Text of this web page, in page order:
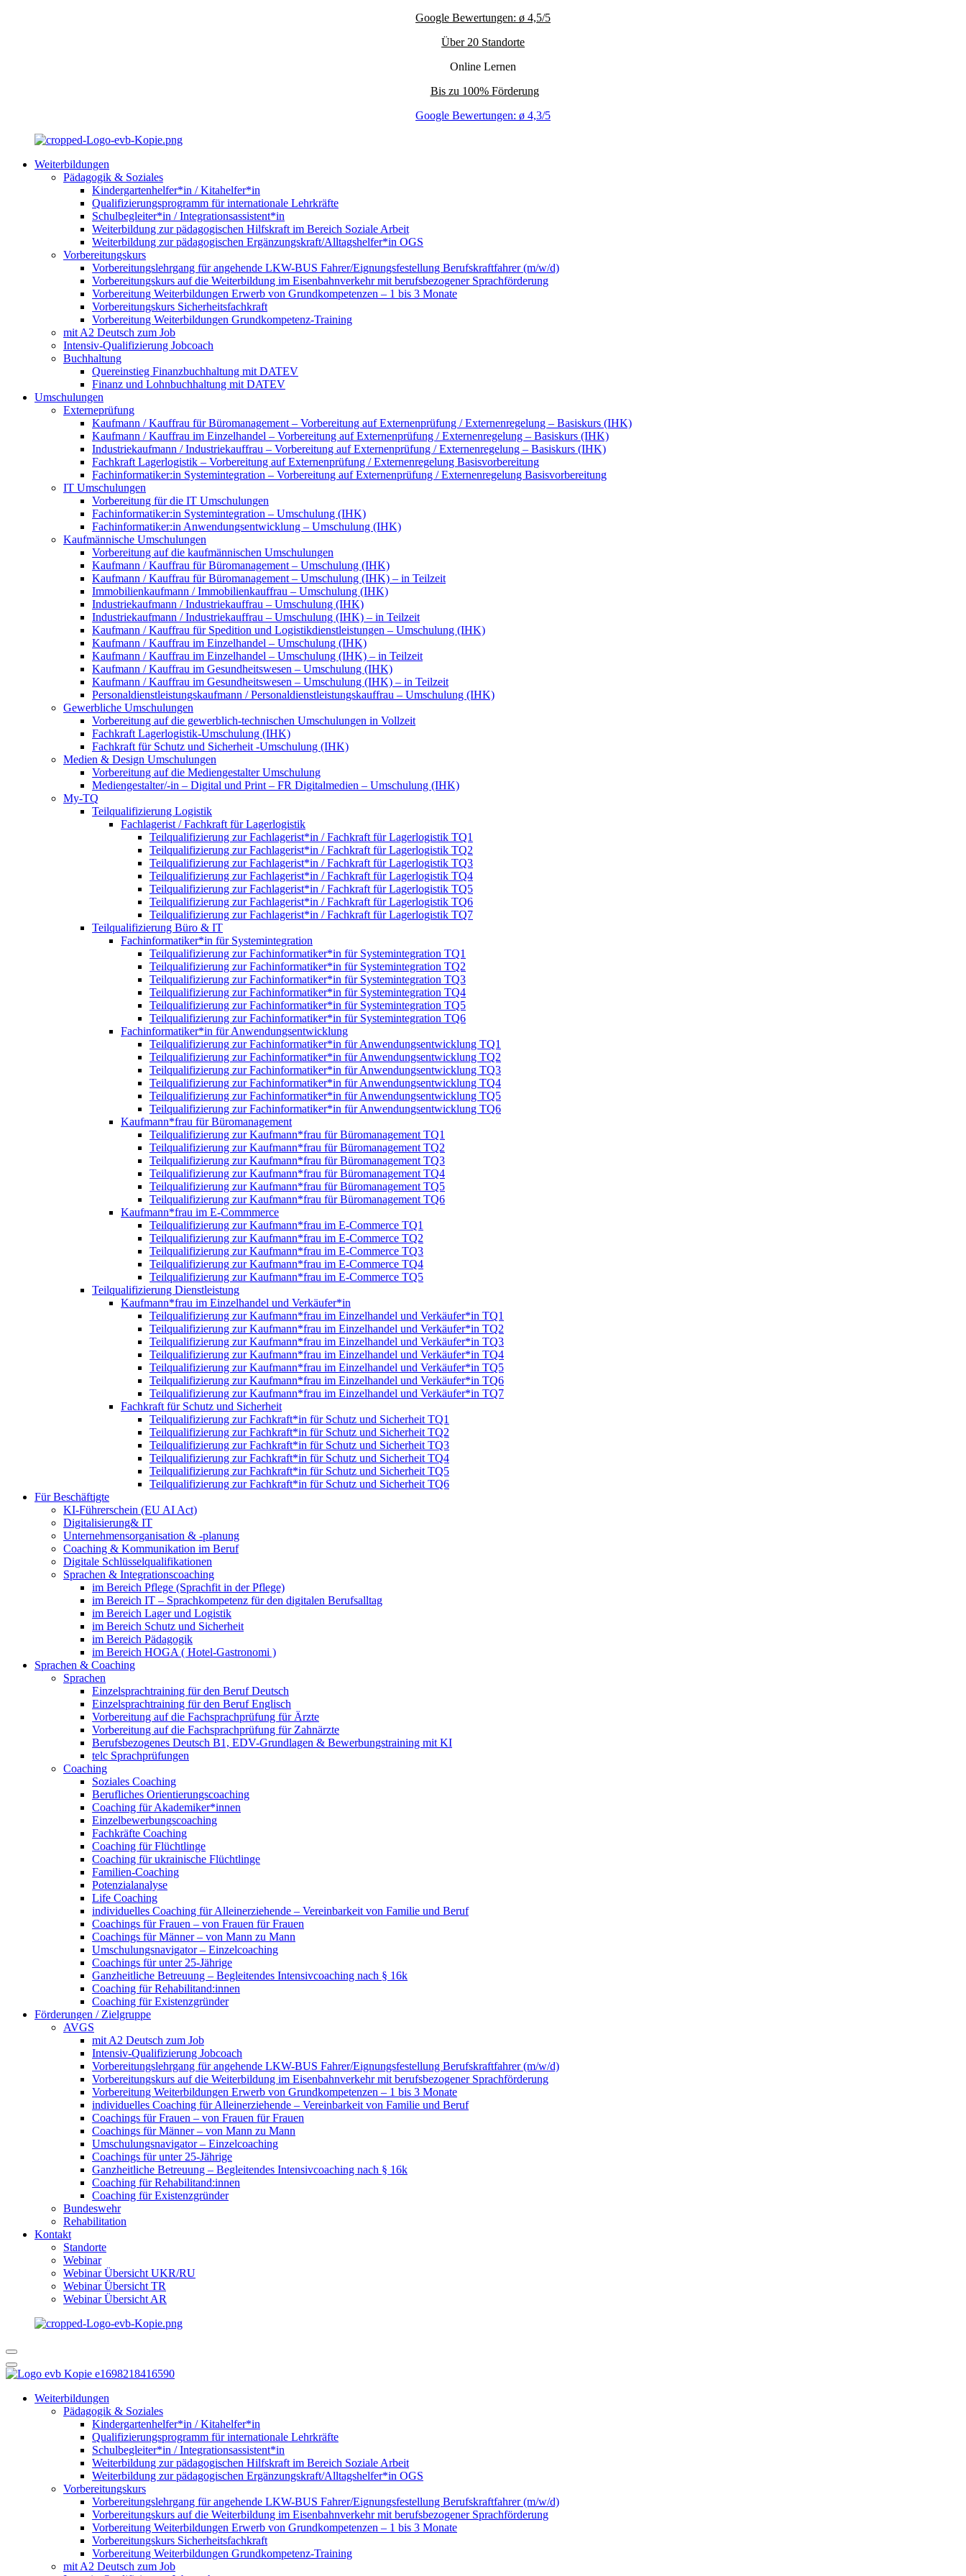
Google Bewertungen: ø 4,5/5
Über 20 Standorte
Online Lernen
Bis zu 100% Förderung
Google Bewertungen: ø 4,3/5
Weiterbildungen
Pädagogik & Soziales
Kindergartenhelfer*in / Kitahelfer*in
Qualifizierungsprogramm für internationale Lehrkräfte
Schulbegleiter*in / Integrationsassistent*in
Weiterbildung zur pädagogischen Hilfskraft im Bereich Soziale Arbeit
Weiterbildung zur pädagogischen Ergänzungskraft/Alltagshelfer*in OGS
Vorbereitungskurs
Vorbereitungslehrgang für angehende LKW-BUS Fahrer/Eignungsfestellung Berufskraftfahrer (m/w/d)
Vorbereitungskurs auf die Weiterbildung im Eisenbahnverkehr mit berufsbezogener Sprachförderung
Vorbereitung Weiterbildungen Erwerb von Grundkompetenzen – 1 bis 3 Monate
Vorbereitungskurs Sicherheitsfachkraft
Vorbereitung Weiterbildungen Grundkompetenz-Training
mit A2 Deutsch zum Job
Intensiv-Qualifizierung Jobcoach
Buchhaltung
Quereinstieg Finanzbuchhaltung mit DATEV
Finanz und Lohnbuchhaltung mit DATEV
Umschulungen
Externeprüfung
Kaufmann / Kauffrau für Büromanagement – Vorbereitung auf Externenprüfung / Externenregelung – Basiskurs (IHK)
Kaufmann / Kauffrau im Einzelhandel – Vorbereitung auf Externenprüfung / Externenregelung – Basiskurs (IHK)
Industriekaufmann / Industriekauffrau – Vorbereitung auf Externenprüfung / Externenregelung – Basiskurs (IHK)
Fachkraft Lagerlogistik – Vorbereitung auf Externenprüfung / Externenregelung Basisvorbereitung
Fachinformatiker:in Systemintegration – Vorbereitung auf Externenprüfung / Externenregelung Basisvorbereitung
IT Umschulungen
Vorbereitung für die IT Umschulungen
Fachinformatiker:in Systemintegration – Umschulung (IHK)
Fachinformatiker:in Anwendungsentwicklung – Umschulung (IHK)
Kaufmännische Umschulungen
Vorbereitung auf die kaufmännischen Umschulungen
Kaufmann / Kauffrau für Büromanagement – Umschulung (IHK)
Kaufmann / Kauffrau für Büromanagement – Umschulung (IHK) – in Teilzeit
Immobilienkaufmann / Immobilienkauffrau – Umschulung (IHK)
Industriekaufmann / Industriekauffrau – Umschulung (IHK)
Industriekaufmann / Industriekauffrau – Umschulung (IHK) – in Teilzeit
Kaufmann / Kauffrau für Spedition und Logistikdienstleistungen – Umschulung (IHK)
Kaufmann / Kauffrau im Einzelhandel – Umschulung (IHK)
Kaufmann / Kauffrau im Einzelhandel – Umschulung (IHK) – in Teilzeit
Kaufmann / Kauffrau im Gesundheitswesen – Umschulung (IHK)
Kaufmann / Kauffrau im Gesundheitswesen – Umschulung (IHK) – in Teilzeit
Personaldienstleistungskaufmann / Personaldienstleistungskauffrau – Umschulung (IHK)
Gewerbliche Umschulungen
Vorbereitung auf die gewerblich-technischen Umschulungen in Vollzeit
Fachkraft Lagerlogistik-Umschulung (IHK)
Fachkraft für Schutz und Sicherheit -Umschulung (IHK)
Medien & Design Umschulungen
Vorbereitung auf die Mediengestalter Umschulung
Mediengestalter/-in – Digital und Print – FR Digitalmedien – Umschulung (IHK)
My-TQ
Teilqualifizierung Logistik
Fachlagerist / Fachkraft für Lagerlogistik
Teilqualifizierung zur Fachlagerist*in / Fachkraft für Lagerlogistik TQ1
Teilqualifizierung zur Fachlagerist*in / Fachkraft für Lagerlogistik TQ2
Teilqualifizierung zur Fachlagerist*in / Fachkraft für Lagerlogistik TQ3
Teilqualifizierung zur Fachlagerist*in / Fachkraft für Lagerlogistik TQ4
Teilqualifizierung zur Fachlagerist*in / Fachkraft für Lagerlogistik TQ5
Teilqualifizierung zur Fachlagerist*in / Fachkraft für Lagerlogistik TQ6
Teilqualifizierung zur Fachlagerist*in / Fachkraft für Lagerlogistik TQ7
Teilqualifizierung Büro & IT
Fachinformatiker*in für Systemintegration
Teilqualifizierung zur Fachinformatiker*in für Systemintegration TQ1
Teilqualifizierung zur Fachinformatiker*in für Systemintegration TQ2
Teilqualifizierung zur Fachinformatiker*in für Systemintegration TQ3
Teilqualifizierung zur Fachinformatiker*in für Systemintegration TQ4
Teilqualifizierung zur Fachinformatiker*in für Systemintegration TQ5
Teilqualifizierung zur Fachinformatiker*in für Systemintegration TQ6
Fachinformatiker*in für Anwendungsentwicklung
Teilqualifizierung zur Fachinformatiker*in für Anwendungsentwicklung TQ1
Teilqualifizierung zur Fachinformatiker*in für Anwendungsentwicklung TQ2
Teilqualifizierung zur Fachinformatiker*in für Anwendungsentwicklung TQ3
Teilqualifizierung zur Fachinformatiker*in für Anwendungsentwicklung TQ4
Teilqualifizierung zur Fachinformatiker*in für Anwendungsentwicklung TQ5
Teilqualifizierung zur Fachinformatiker*in für Anwendungsentwicklung TQ6
Kaufmann*frau für Büromanagement
Teilqualifizierung zur Kaufmann*frau für Büromanagement TQ1
Teilqualifizierung zur Kaufmann*frau für Büromanagement TQ2
Teilqualifizierung zur Kaufmann*frau für Büromanagement TQ3
Teilqualifizierung zur Kaufmann*frau für Büromanagement TQ4
Teilqualifizierung zur Kaufmann*frau für Büromanagement TQ5
Teilqualifizierung zur Kaufmann*frau für Büromanagement TQ6
Kaufmann*frau im E-Commmerce
Teilqualifizierung zur Kaufmann*frau im E-Commerce TQ1
Teilqualifizierung zur Kaufmann*frau im E-Commerce TQ2
Teilqualifizierung zur Kaufmann*frau im E-Commerce TQ3
Teilqualifizierung zur Kaufmann*frau im E-Commerce TQ4
Teilqualifizierung zur Kaufmann*frau im E-Commerce TQ5
Teilqualifizierung Dienstleistung
Kaufmann*frau im Einzelhandel und Verkäufer*in
Teilqualifizierung zur Kaufmann*frau im Einzelhandel und Verkäufer*in TQ1
Teilqualifizierung zur Kaufmann*frau im Einzelhandel und Verkäufer*in TQ2
Teilqualifizierung zur Kaufmann*frau im Einzelhandel und Verkäufer*in TQ3
Teilqualifizierung zur Kaufmann*frau im Einzelhandel und Verkäufer*in TQ4
Teilqualifizierung zur Kaufmann*frau im Einzelhandel und Verkäufer*in TQ5
Teilqualifizierung zur Kaufmann*frau im Einzelhandel und Verkäufer*in TQ6
Teilqualifizierung zur Kaufmann*frau im Einzelhandel und Verkäufer*in TQ7
Fachkraft für Schutz und Sicherheit
Teilqualifizierung zur Fachkraft*in für Schutz und Sicherheit TQ1
Teilqualifizierung zur Fachkraft*in für Schutz und Sicherheit TQ2
Teilqualifizierung zur Fachkraft*in für Schutz und Sicherheit TQ3
Teilqualifizierung zur Fachkraft*in für Schutz und Sicherheit TQ4
Teilqualifizierung zur Fachkraft*in für Schutz und Sicherheit TQ5
Teilqualifizierung zur Fachkraft*in für Schutz und Sicherheit TQ6
Für Beschäftigte
KI-Führerschein (EU AI Act)
Digitalisierung& IT
Unternehmensorganisation & ‑planung
Coaching & Kommunikation im Beruf
Digitale Schlüsselqualifikationen
Sprachen & Integrationscoaching
im Bereich Pflege (Sprachfit in der Pflege)
im Bereich IT – Sprachkompetenz für den digitalen Berufsalltag
im Bereich Lager und Logistik
im Bereich Schutz und Sicherheit
im Bereich Pädagogik
im Bereich HOGA ( Hotel-Gastronomi )
Sprachen & Coaching
Sprachen
Einzelsprachtraining für den Beruf Deutsch
Einzelsprachtraining für den Beruf Englisch
Vorbereitung auf die Fachsprachprüfung für Ärzte
Vorbereitung auf die Fachsprachprüfung für Zahnärzte
Berufsbezogenes Deutsch B1, EDV-Grundlagen & Bewerbungstraining mit KI
telc Sprachprüfungen
Coaching
Soziales Coaching
Berufliches Orientierungscoaching
Coaching für Akademiker*innen
Einzelbewerbungscoaching
Fachkräfte Coaching
Coaching für Flüchtlinge
Coaching für ukrainische Flüchtlinge
Familien-Coaching
Potenzialanalyse
Life Coaching
individuelles Coaching für Alleinerziehende – Vereinbarkeit von Familie und Beruf
Coachings für Frauen – von Frauen für Frauen
Coachings für Männer – von Mann zu Mann
Umschulungsnavigator – Einzelcoaching
Coachings für unter 25-Jährige
Ganzheitliche Betreuung – Begleitendes Intensivcoaching nach § 16k
Coaching für Rehabilitand:innen
Coaching für Existenzgründer
Förderungen / Zielgruppe
AVGS
mit A2 Deutsch zum Job
Intensiv-Qualifizierung Jobcoach
Vorbereitungslehrgang für angehende LKW-BUS Fahrer/Eignungsfestellung Berufskraftfahrer (m/w/d)
Vorbereitungskurs auf die Weiterbildung im Eisenbahnverkehr mit berufsbezogener Sprachförderung
Vorbereitung Weiterbildungen Erwerb von Grundkompetenzen – 1 bis 3 Monate
individuelles Coaching für Alleinerziehende – Vereinbarkeit von Familie und Beruf
Coachings für Frauen – von Frauen für Frauen
Coachings für Männer – von Mann zu Mann
Umschulungsnavigator – Einzelcoaching
Coachings für unter 25-Jährige
Ganzheitliche Betreuung – Begleitendes Intensivcoaching nach § 16k
Coaching für Rehabilitand:innen
Coaching für Existenzgründer
Bundeswehr
Rehabilitation
Kontakt
Standorte
Webinar
Webinar Übersicht UKR/RU
Webinar Übersicht TR
Webinar Übersicht AR
Weiterbildungen
Pädagogik & Soziales
Kindergartenhelfer*in / Kitahelfer*in
Qualifizierungsprogramm für internationale Lehrkräfte
Schulbegleiter*in / Integrationsassistent*in
Weiterbildung zur pädagogischen Hilfskraft im Bereich Soziale Arbeit
Weiterbildung zur pädagogischen Ergänzungskraft/Alltagshelfer*in OGS
Vorbereitungskurs
Vorbereitungslehrgang für angehende LKW-BUS Fahrer/Eignungsfestellung Berufskraftfahrer (m/w/d)
Vorbereitungskurs auf die Weiterbildung im Eisenbahnverkehr mit berufsbezogener Sprachförderung
Vorbereitung Weiterbildungen Erwerb von Grundkompetenzen – 1 bis 3 Monate
Vorbereitungskurs Sicherheitsfachkraft
Vorbereitung Weiterbildungen Grundkompetenz-Training
mit A2 Deutsch zum Job